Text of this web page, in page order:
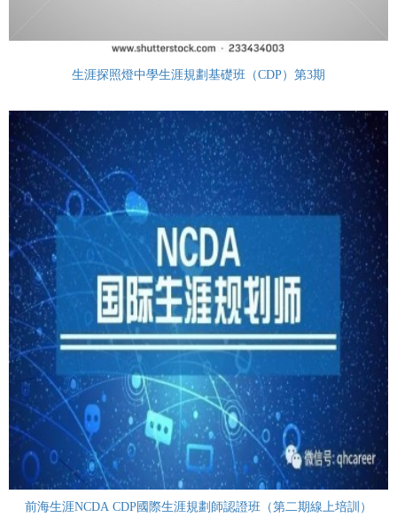
生涯探照燈中學生涯規劃基礎班（CDP）第3期
前海生涯NCDA CDP國際生涯規劃師認證班（第二期線上培訓）